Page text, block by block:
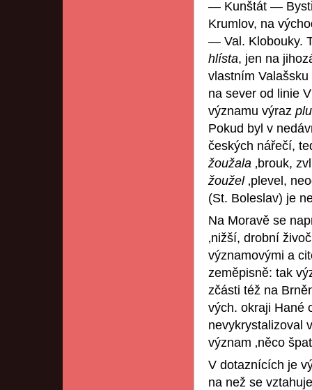
— Kunštát —
Krumlov, na
— Val. Klobouky.
hlísta, jen na
vlastním
na sever od linie
významu výraz
Pokud byl v
českých nářečí,
žoužala ‚brouk,
žoužel ‚plevel,
(St. Boleslav) je
Na Moravě se
‚nižší, drobní
významovými a
zeměpisně: tak
zčásti též na
vých. okraji Hané
nevykrystalizoval
význam ‚něco
V dotaznících je
na než se